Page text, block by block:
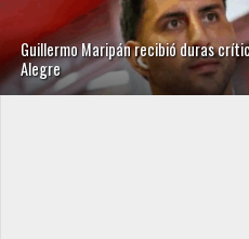
Guillermo Maripán recibió duras
Alegre